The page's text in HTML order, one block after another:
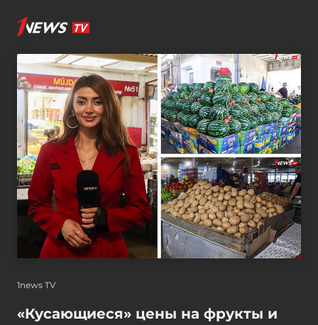
1news TV
«Кусающиеся» цены на фрукты и